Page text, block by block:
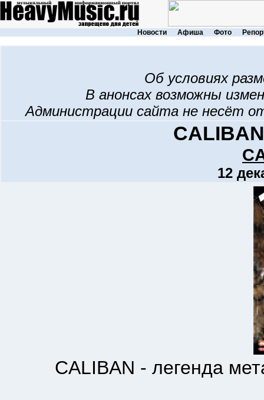
Новости Афиша Фото
Об условиях
В анонсах возможны
Администрации сайта не несёт
12
CALIBAN - легенда